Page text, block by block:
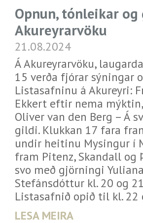
Opnun, tónleikar
Akureyrarvöku
21.08.2024
Á Akureyrarvöku,
15 verða fjórar sýningar
Listasafninu á Akureyri:
Ekkert eftir nema mýktin,
Oliver van den Berg – Á
gildi. Klukkan 17 fara
undir heitinu Mysingur í
fram Pitenz, Skandall og
svo með gjörningi
Stefánsdóttur kl. 20 og
Listasafnið opið til kl. 22
LESA MEIRA